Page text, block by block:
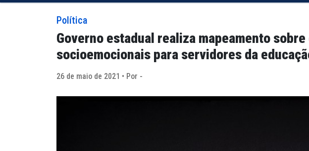
Política
Governo estadual realiza mapeamento
socioemocionais para servidores da
26 de maio de 2021 • Por -